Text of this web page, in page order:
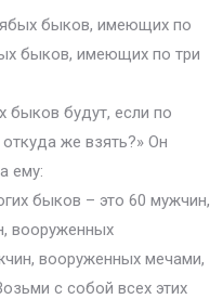
быков, имеющих по
быков, имеющих по три
быков будут, если по
же взять?» Он
ему:
быков – это 60 мужчин,
вооруженных
вооруженных мечами,
с собой всех этих